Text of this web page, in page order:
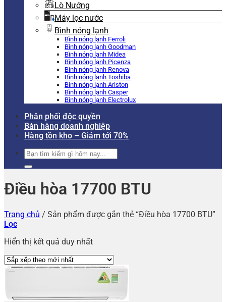
Lò Nướng
Máy lọc nước
Bình nóng lạnh
Bình nóng lạnh Ferroli
Bình nóng lạnh Goodman
Bình nóng lạnh Midea
Bình nóng lạnh Picenza
Bình nóng lạnh Renova
Bình nóng lạnh Toshiba
Bình nóng lạnh Ariston
Bình nóng lạnh Casper
Bình nóng lạnh Electrolux
Phân phối độc quyền
Bán hàng doanh nghiệp
Hàng tồn kho – Giảm tới 70%
Tìm
kiếm:
Điều hòa 17700 BTU
Trang chủ / Sản phẩm được gắn thẻ “Điều hòa 17700 BTU”
Lọc
Hiển thị kết quả duy nhất